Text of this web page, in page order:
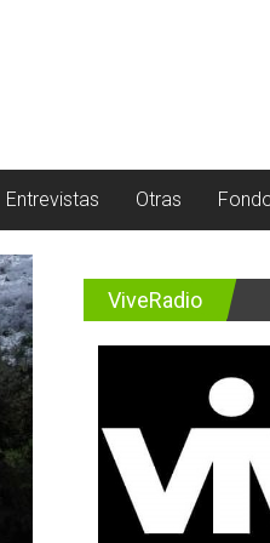
Entrevistas Otras
ViveRadio